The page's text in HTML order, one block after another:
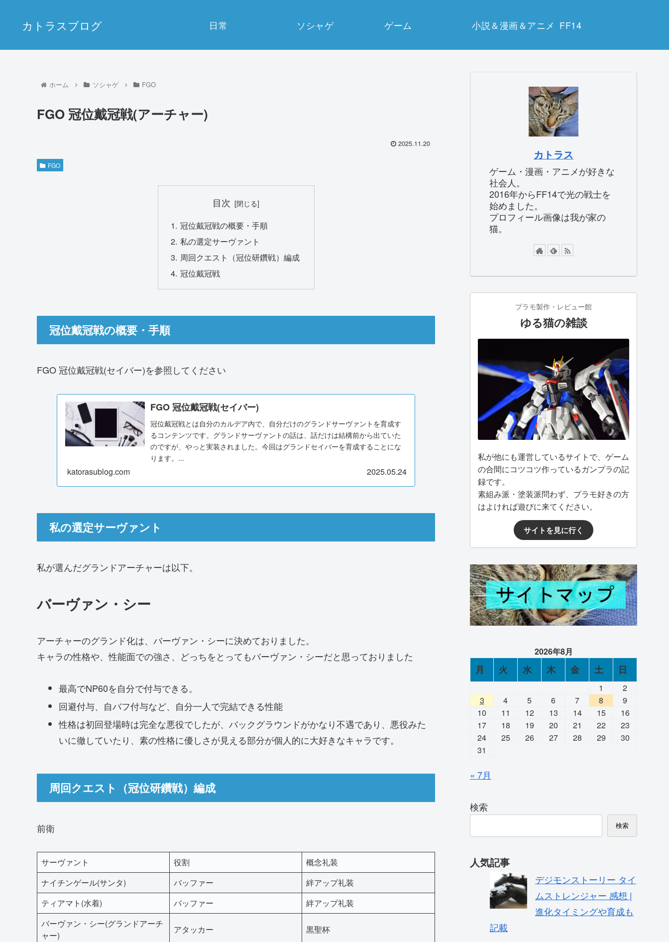
カトラスブログ 日常 ソシャゲ ゲーム 小説＆漫画＆アニメ FF14
ホーム ソシャゲ FGO
FGO 冠位戴冠戦(アーチャー)
2025.11.20
FGO
目次
冠位戴冠戦の概要・手順
私の選定サーヴァント
周回クエスト（冠位研鑽戦）編成
冠位戴冠戦
冠位戴冠戦の概要・手順
FGO 冠位戴冠戦(セイバー)を参照してください
FGO 冠位戴冠戦(セイバー)
冠位戴冠戦とは自分のカルデア内で、自分だけのグランドサーヴァントを育成す
るコンテンツです。グランドサーヴァントの話は、話だけは結構前から出ていた
のですが、やっと実装されました。今回はグランドセイバーを育成することにな
ります。...
katorasublog.com 2025.05.24
私の選定サーヴァント
私が選んだグランドアーチャーは以下。
バーヴァン・シー
アーチャーのグランド化は、バーヴァン・シーに決めておりました。
キャラの性格や、性能面での強さ、どっちをとってもバーヴァン・シーだと思っておりました
最高でNP60を自分で付与できる。
回避付与、自バフ付与など、自分一人で完結できる性能
性格は初回登場時は完全な悪役でしたが、バックグラウンドがかなり不遇であり、悪役みた
いに徹していたり、素の性格に優しさが見える部分が個人的に大好きなキャラです。
周回クエスト（冠位研鑽戦）編成
前衛
サーヴァント 役割
概念礼装
ナイチンゲール(サンタ)
バッファー
絆アップ礼装
ティアマト(水着)
バッファー
絆アップ礼装
バーヴァン・シー(グランドアーチ
ャー)
アタッカー 黒聖杯
カトラス
ゲーム・漫画・アニメが好きな
社会人。
2016年からFF14で光の戦士を
始めました。
プロフィール画像は我が家の
猫。
プラモ製作・レビュー館
ゆる猫の雑談
私が他にも運営しているサイトで、ゲーム
の合間にコツコツ作っているガンプラの記
録です。
素組み派・塗装派問わず、プラモ好きの方
はよければ遊びに来てください。
サイトを見に行く
2026年8月
月 火 水 木 金 土 日
1
2
3
4 5 6 7 8
9
10
11 12 13 14 15
16
17
18 19 20 21 22
23
24
25 26 27 28 29
30
31
« 7月
検索
検索
人気記事
デジモンストーリー タイ
ムストレンジャー 感想 |
進化タイミングや育成も
記載